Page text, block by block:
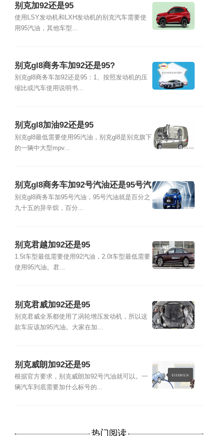
别克加92还是95
使用LSY发动机和LXH发动机的别克汽车需要使
用95汽油，其他车型...
别克gl8商务车加92还是95?
别克gl8商务车加92还是95：1、按照发动机的压
缩比或汽车使用说明书...
别克gl8加油92还是95
别克gl8最低需要使用95汽油，别克gl8是别克旗下
的一辆中大型mpv...
别克gl8商务车加92号汽油还是95号汽
油
别克gl8商务车加95号汽油，95号汽油就是百分之
九十五的异辛烷，百分...
别克君越加92还是95
1.5t车型最低需要使用92汽油，2.0t车型最低需要
使用95汽油。君...
别克君威加92还是95
别克君威全系都使用了涡轮增压发动机，所以这
款车应该加95汽油。大家在加...
别克威朗加92还是95
根据官方要求，别克威朗加92号汽油就可以。一
辆汽车到底需要加什么标号的...
热门阅读